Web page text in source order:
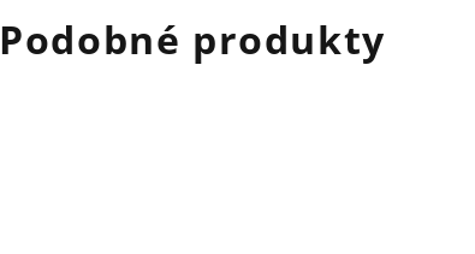
Podobné produkty